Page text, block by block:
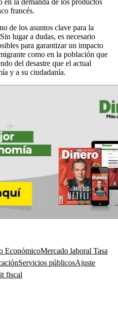
francés.
de los asuntos clave para la
lugar a dudas, es necesario
para garantizar un impacto
como en la población que
del desastre que el actual
y a su ciudadanía.
EconómicoMercado laboral Tasa
Servicios públicosAjuste
fiscal